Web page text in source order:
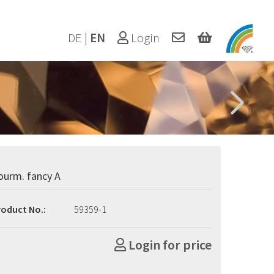
Login
DE | EN
fancy A
No.: 59359-1
Login for price